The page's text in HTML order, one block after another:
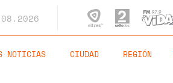
NOTICIAS CIUDAD REGIÓN